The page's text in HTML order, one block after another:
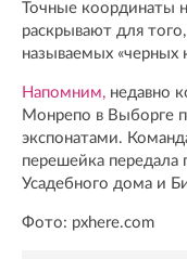
Точные координаты
раскрывают для
называемых «черных
Напомним, недавно
Монрепо в Выборге
экспонатами.
перешейка
Усадебного дома и
Фото: pxhere.com